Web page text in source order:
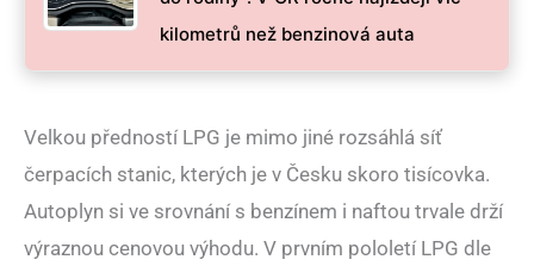
kilometrů než benzinová auta
Velkou předností LPG je mimo jiné rozsáhlá síť
čerpacích stanic, kterých je v Česku skoro tisícovka.
Autoplyn si ve srovnání s benzínem i naftou trvale drží
výraznou cenovou výhodu. V prvním pololetí LPG dle